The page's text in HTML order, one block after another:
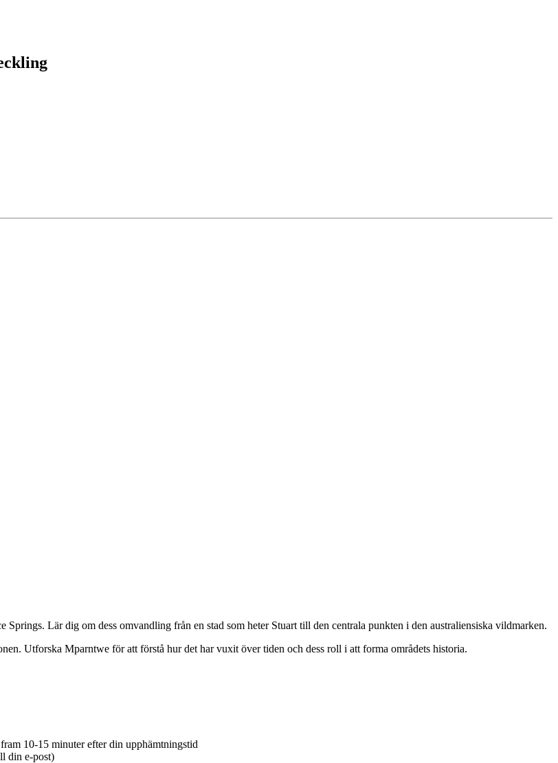
Lär dig om dess omvandling från en stad som heter Stuart till den centrala punkten i den australiensiska vildmarken.
Utforska Mparntwe för att förstå hur det har vuxit över tiden och dess roll i att forma områdets historia.
10-15 minuter efter din upphämtningstid
din e-post)